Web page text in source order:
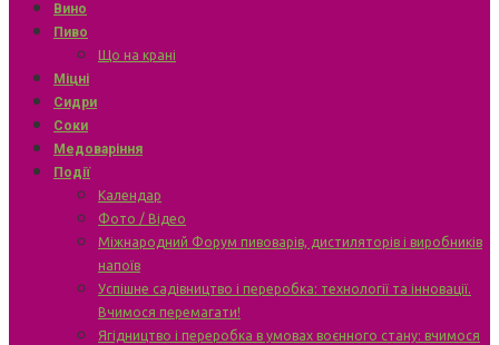
Вино
Пиво
Що на крані
Міцні
Сидри
Соки
Медоваріння
Події
Календар
Фото / Відео
Міжнародний Форум пивоварів, дистиляторів і виробників
напоїв
Успішне садівництво і переробка: технології та інновації.
Вчимося перемагати!
Ягідництво і переробка в умовах воєнного стану: вчимося